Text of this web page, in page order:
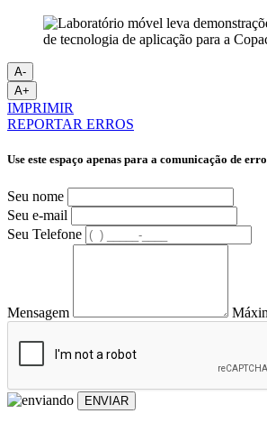
A-
A+
IMPRIMIR
REPORTAR ERROS
Use este espaço apenas para a comunicação de
Seu nome
Seu e-mail
Seu Telefone
Mensagem
ENVIAR